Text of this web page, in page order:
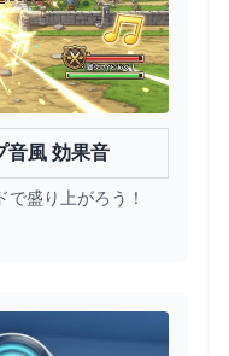
音風 効果音
盛り上がろう！